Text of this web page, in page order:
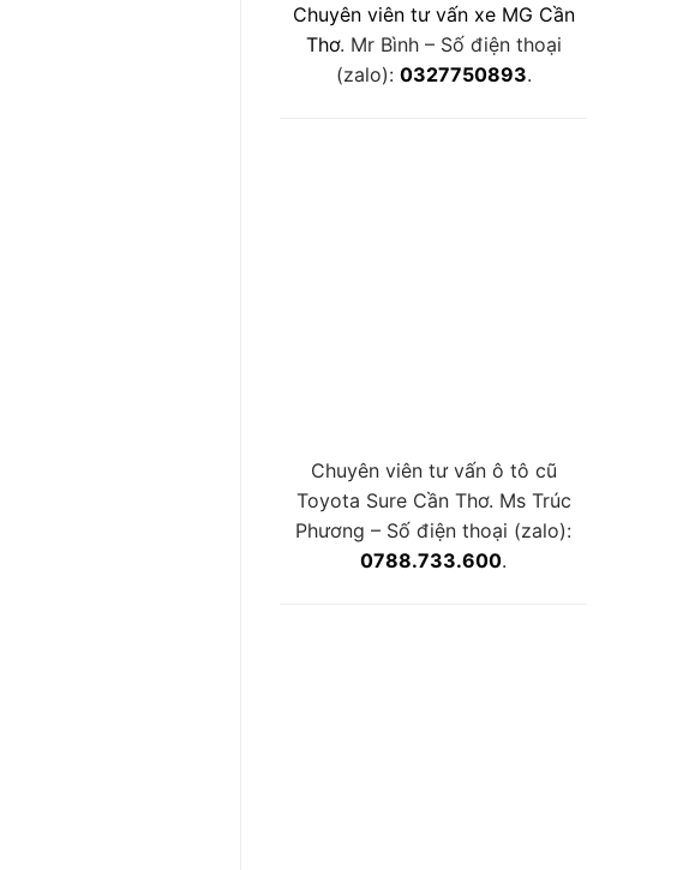
Chuyên viên tư vấn xe MG Cần
Thơ. Mr Bình – Số điện thoại
(zalo): 0327750893.
Chuyên viên tư vấn ô tô cũ
Toyota Sure Cần Thơ. Ms Trúc
Phương – Số điện thoại (zalo):
0788.733.600.